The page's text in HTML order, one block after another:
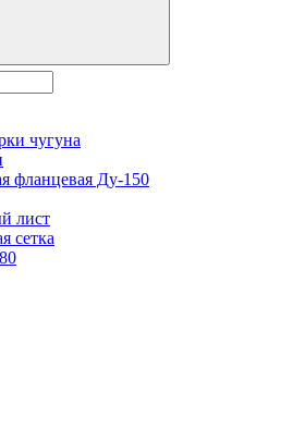
чугуна
фланцевая Ду-150
лист
сетка